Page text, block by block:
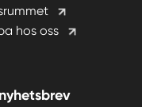
hos oss